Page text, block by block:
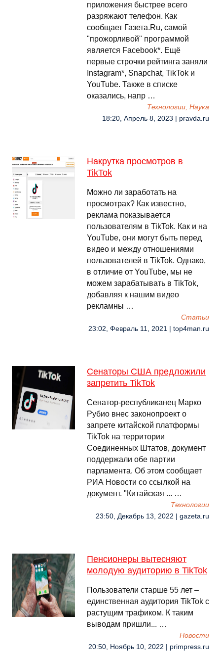
приложения быстрее всего
разряжают телефон. Как
сообщает Газета.Ru, самой
"прожорливой" программой
является Facebook*. Ещё
первые строчки рейтинга заняли
Instagram*, Snapchat, TikTok и
YouTube. Также в списке
оказались, напр …
Технологии, Наука
18:20, Апрель 8, 2023 | pravda.ru
Накрутка просмотров в
TikTok
Можно ли заработать на
просмотрах? Как известно,
реклама показывается
пользователям в TikTok. Как и на
YouTube, они могут быть перед
видео и между отношениями
пользователей в TikTok. Однако,
в отличие от YouTube, мы не
можем зарабатывать в TikTok,
добавляя к нашим видео
рекламны …
Cтатьи
23:02, Февраль 11, 2021 | top4man.ru
Сенаторы США предложили
запретить TikTok
Сенатор-республиканец Марко
Рубио внес законопроект о
запрете китайской платформы
TikTok на территории
Соединенных Штатов, документ
поддержали обе партии
парламента. Об этом сообщает
РИА Новости со ссылкой на
документ. "Китайская ... …
Технологии
23:50, Декабрь 13, 2022 | gazeta.ru
Пенсионеры вытесняют
молодую аудиторию в TikTok
Пользователи старше 55 лет –
единственная аудитория TikTok с
растущим трафиком. К таким
выводам пришли... …
Новости
20:50, Ноябрь 10, 2022 | primpress.ru